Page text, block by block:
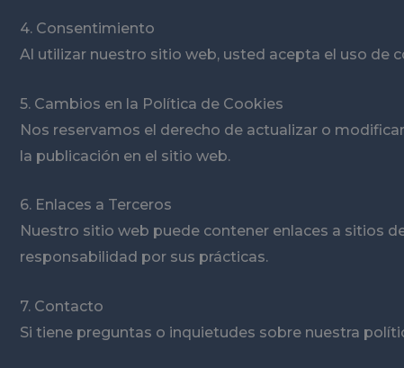
4. Consentimiento
Al utilizar nuestro sitio web, usted acepta el uso de
5. Cambios en la Política de Cookies
Nos reservamos el derecho de actualizar o
la publicación en el sitio web.
6. Enlaces a Terceros
Nuestro sitio web puede contener enlaces a sitios
responsabilidad por sus prácticas.
7. Contacto
Si tiene preguntas o inquietudes sobre nuestra